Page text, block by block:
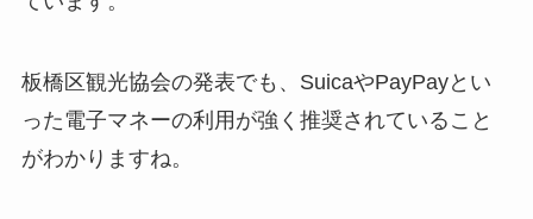
板橋区観光協会の発表でも、SuicaやPayPayとい
った電子マネーの利用が強く推奨されていること
がわかりますね。